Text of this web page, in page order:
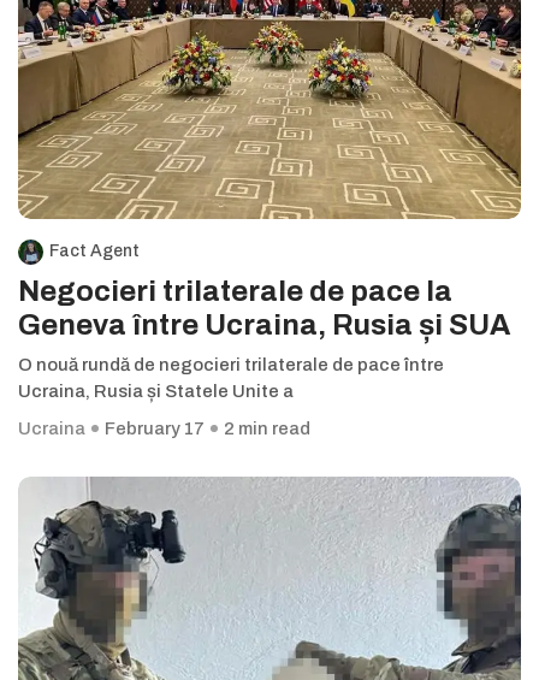
Fact Agent
Negocieri trilaterale de pace la
Geneva între Ucraina, Rusia și SUA
O nouă rundă de negocieri trilaterale de pace între
Ucraina, Rusia și Statele Unite a
Ucraina
February 17 2 min read